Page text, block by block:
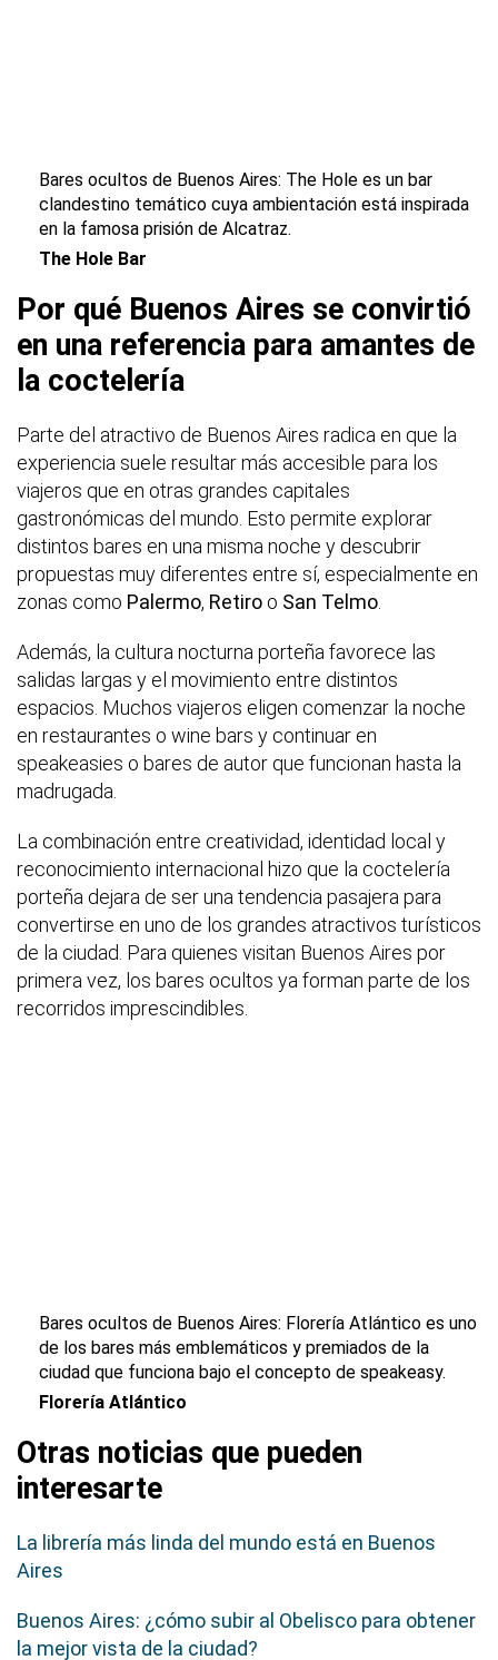
Bares ocultos de Buenos Aires: The Hole es un bar
clandestino temático cuya ambientación está inspirada
en la famosa prisión de Alcatraz.
The Hole Bar
Por qué Buenos Aires se convirtió
en una referencia para amantes de
la coctelería
Parte del atractivo de Buenos Aires radica en que la
experiencia suele resultar más accesible para los
viajeros que en otras grandes capitales
gastronómicas del mundo. Esto permite explorar
distintos bares en una misma noche y descubrir
propuestas muy diferentes entre sí, especialmente en
zonas como Palermo, Retiro o San Telmo
Además, la cultura nocturna porteña favorece las
salidas largas y el movimiento entre distintos
espacios. Muchos viajeros eligen comenzar la noche
en restaurantes o wine bars y continuar en
speakeasies o bares de autor que funcionan hasta la
madrugada.
La combinación entre creatividad, identidad local y
reconocimiento internacional hizo que la coctelería
porteña dejara de ser una tendencia pasajera para
convertirse en uno de los grandes atractivos turísticos
de la ciudad. Para quienes visitan Buenos Aires por
primera vez, los bares ocultos ya forman parte de los
recorridos imprescindibles.
Bares ocultos de Buenos Aires: Florería Atlántico es uno
de los bares más emblemáticos y premiados de la
ciudad que funciona bajo el concepto de speakeasy.
Florería Atlántico
Otras noticias que pueden
interesarte
La librería más linda del mundo está en Buenos
Aires
Buenos Aires: ¿cómo subir al Obelisco para obtener
la mejor vista de la ciudad?